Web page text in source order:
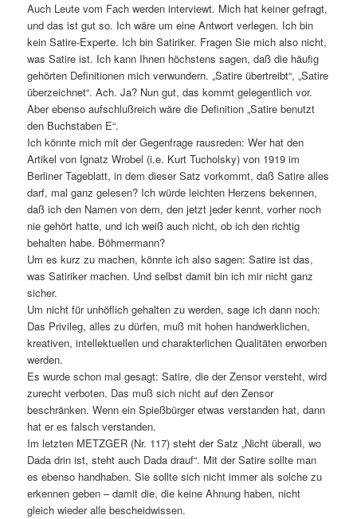
Auch Leute vom Fach werden interviewt. Mich hat keiner gefragt,
und das ist gut so. Ich wäre um eine Antwort verlegen. Ich bin
kein Satire-Experte. Ich bin Satiriker. Fragen Sie mich also nicht,
was Satire ist. Ich kann Ihnen höchstens sagen, daß die häufig
gehörten Definitionen mich verwundern. „Satire übertreibt“, „Satire
überzeichnet“. Ach. Ja? Nun gut, das kommt gelegentlich vor.
Aber ebenso aufschlußreich wäre die Definition „Satire benutzt
den Buchstaben E“.
Ich könnte mich mit der Gegenfrage rausreden: Wer hat den
Artikel von Ignatz Wrobel (i.e. Kurt Tucholsky) von 1919 im
Berliner Tageblatt, in dem dieser Satz vorkommt, daß Satire alles
darf, mal ganz gelesen? Ich würde leichten Herzens bekennen,
daß ich den Namen von dem, den jetzt jeder kennt, vorher noch
nie gehört hatte, und ich weiß auch nicht, ob ich den richtig
behalten habe. Böhmermann?
Um es kurz zu machen, könnte ich also sagen: Satire ist das,
was Satiriker machen. Und selbst damit bin ich mir nicht ganz
sicher.
Um nicht für unhöflich gehalten zu werden, sage ich dann noch:
Das Privileg, alles zu dürfen, muß mit hohen handwerklichen,
kreativen, intellektuellen und charakterlichen Qualitäten erworben
werden.
Es wurde schon mal gesagt: Satire, die der Zensor versteht, wird
zurecht verboten. Das muß sich nicht auf den Zensor
beschränken. Wenn ein Spießbürger etwas verstanden hat, dann
hat er es falsch verstanden.
Im letzten METZGER (Nr. 117) steht der Satz „Nicht überall, wo
Dada drin ist, steht auch Dada drauf“. Mit der Satire sollte man
es ebenso handhaben. Sie sollte sich nicht immer als solche zu
erkennen geben – damit die, die keine Ahnung haben, nicht
gleich wieder alle bescheidwissen.